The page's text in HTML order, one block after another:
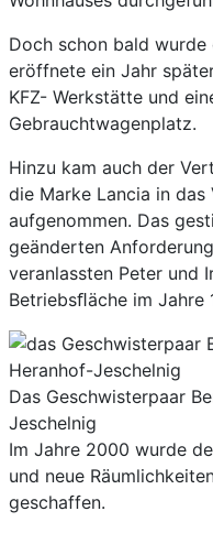
Doch schon bald
eröffnete ein Jahr
KFZ- Werkstätte und
Gebrauchtwagenplatz.
Hinzu kam auch der
die Marke Lancia in
aufgenommen. Das
geänderten
veranlassten Peter und
Betriebsﬂäche im Jahre
Das Geschwisterpaar
Jeschelnig
Im Jahre 2000 wurde
und neue
geschaffen.